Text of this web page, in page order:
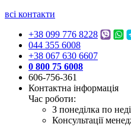
всі контакти
+38 099 776 8228
044 355 6008
+38 067 630 6607
0 800 75 6008
606-756-361
Контактна інформація
Час роботи:
З понеділка по
Консультації